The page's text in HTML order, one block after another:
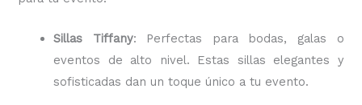
Sillas Tiffany: Perfectas para bodas, galas o
eventos de alto nivel. Estas sillas elegantes y
sofisticadas dan un toque único a tu evento.